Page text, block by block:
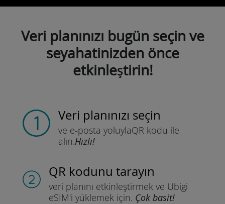
Veri planınızı bugün seçin ve
seyahatinizden önce
etkinleştirin!
Veri planınızı seçin
ve e-posta yoluylaQR kodu ile
alın.Hızlı!
QR kodunu tarayın
veri planını etkinleştirmek ve Ubigi
eSIM'i yüklemek için. Çok basit!